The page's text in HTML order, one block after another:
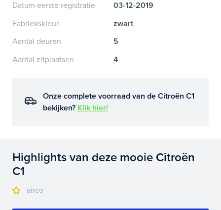
Datum eerste registratie
03-12-2019
Fabriekskleur
zwart
Aantal deuren
5
Aantal zitplaatsen
4
Onze complete voorraad van de Citroën C1
bekijken? Klik hier!
Highlights van deze mooie Citroën
C1
airco